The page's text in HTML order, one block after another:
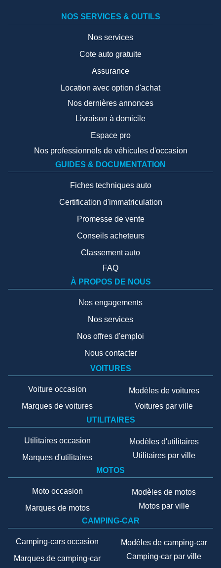
NOS SERVICES & OUTILS
Nos services
Cote auto gratuite
Assurance
Location avec option d'achat
Nos dernières annonces
Livraison à domicile
Espace pro
Nos professionnels de véhicules d'occasion
GUIDES & DOCUMENTATION
Fiches techniques auto
Certification d'immatriculation
Promesse de vente
Conseils acheteurs
Classement auto
FAQ
À PROPOS DE NOUS
Nos engagements
Nos services
Nos offres d'emploi
Nous contacter
VOITURES
Voiture occasion
Marques de voitures
Modèles de voitures
Voitures par ville
UTILITAIRES
Utilitaires occasion
Marques d'utilitaires
Modèles d'utilitaires
Utilitaires par ville
MOTOS
Moto occasion
Marques de motos
Modèles de motos
Motos par ville
CAMPING-CAR
Camping-cars occasion
Marques de camping-car
Modèles de camping-car
Camping-car par ville